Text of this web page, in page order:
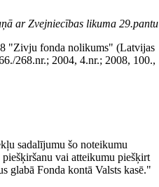
ar Zvejniecības likuma 29.pantu
"Zivju fonda nolikums" (Latvijas
268.nr.; 2004, 4.nr.; 2008, 100.,
sadalījumu šo noteikumu
vai atteikumu piešķirt
glabā Fonda kontā Valsts kasē."